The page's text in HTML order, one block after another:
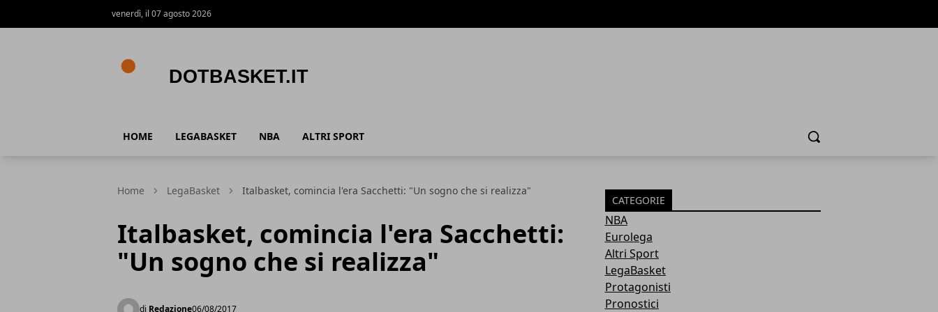
venerdì, il 07 agosto 2026
HOME LEGABASKET NBA ALTRI SPORT Cerca
Home LegaBasket Italbasket, comincia l'era Sacchetti: "Un sogno che si realizza"
Italbasket, comincia l'era Sacchetti:
"Un sogno che si realizza"
di Redazione06/08/2017
CATEGORIE
NBA
Eurolega
Altri Sport
LegaBasket
Protagonisti
Pronostici